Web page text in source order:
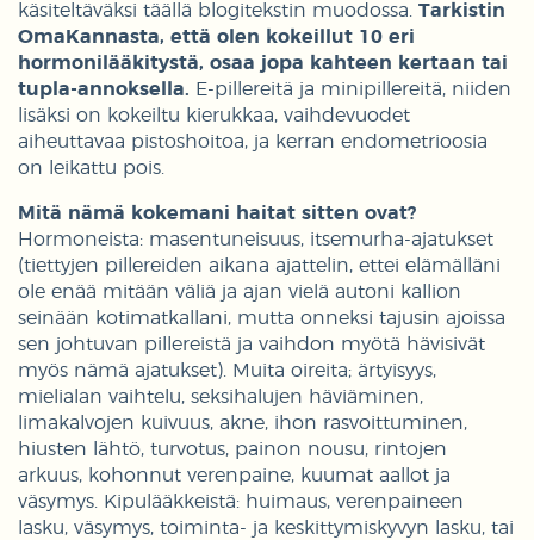
käsiteltäväksi täällä blogitekstin muodossa. Tarkistin
OmaKannasta, että olen kokeillut 10 eri
hormonilääkitystä, osaa jopa kahteen kertaan tai
tupla-annoksella. E-pillereitä ja minipillereitä, niiden
lisäksi on kokeiltu kierukkaa, vaihdevuodet
aiheuttavaa pistoshoitoa, ja kerran endometrioosia
on leikattu pois.
Mitä nämä kokemani haitat sitten ovat?
Hormoneista: masentuneisuus, itsemurha-ajatukset
(tiettyjen pillereiden aikana ajattelin, ettei elämälläni
ole enää mitään väliä ja ajan vielä autoni kallion
seinään kotimatkallani, mutta onneksi tajusin ajoissa
sen johtuvan pillereistä ja vaihdon myötä hävisivät
myös nämä ajatukset). Muita oireita; ärtyisyys,
mielialan vaihtelu, seksihalujen häviäminen,
limakalvojen kuivuus, akne, ihon rasvoittuminen,
hiusten lähtö, turvotus, painon nousu, rintojen
arkuus, kohonnut verenpaine, kuumat aallot ja
väsymys. Kipulääkkeistä: huimaus, verenpaineen
lasku, väsymys, toiminta- ja keskittymiskyvyn lasku, tai